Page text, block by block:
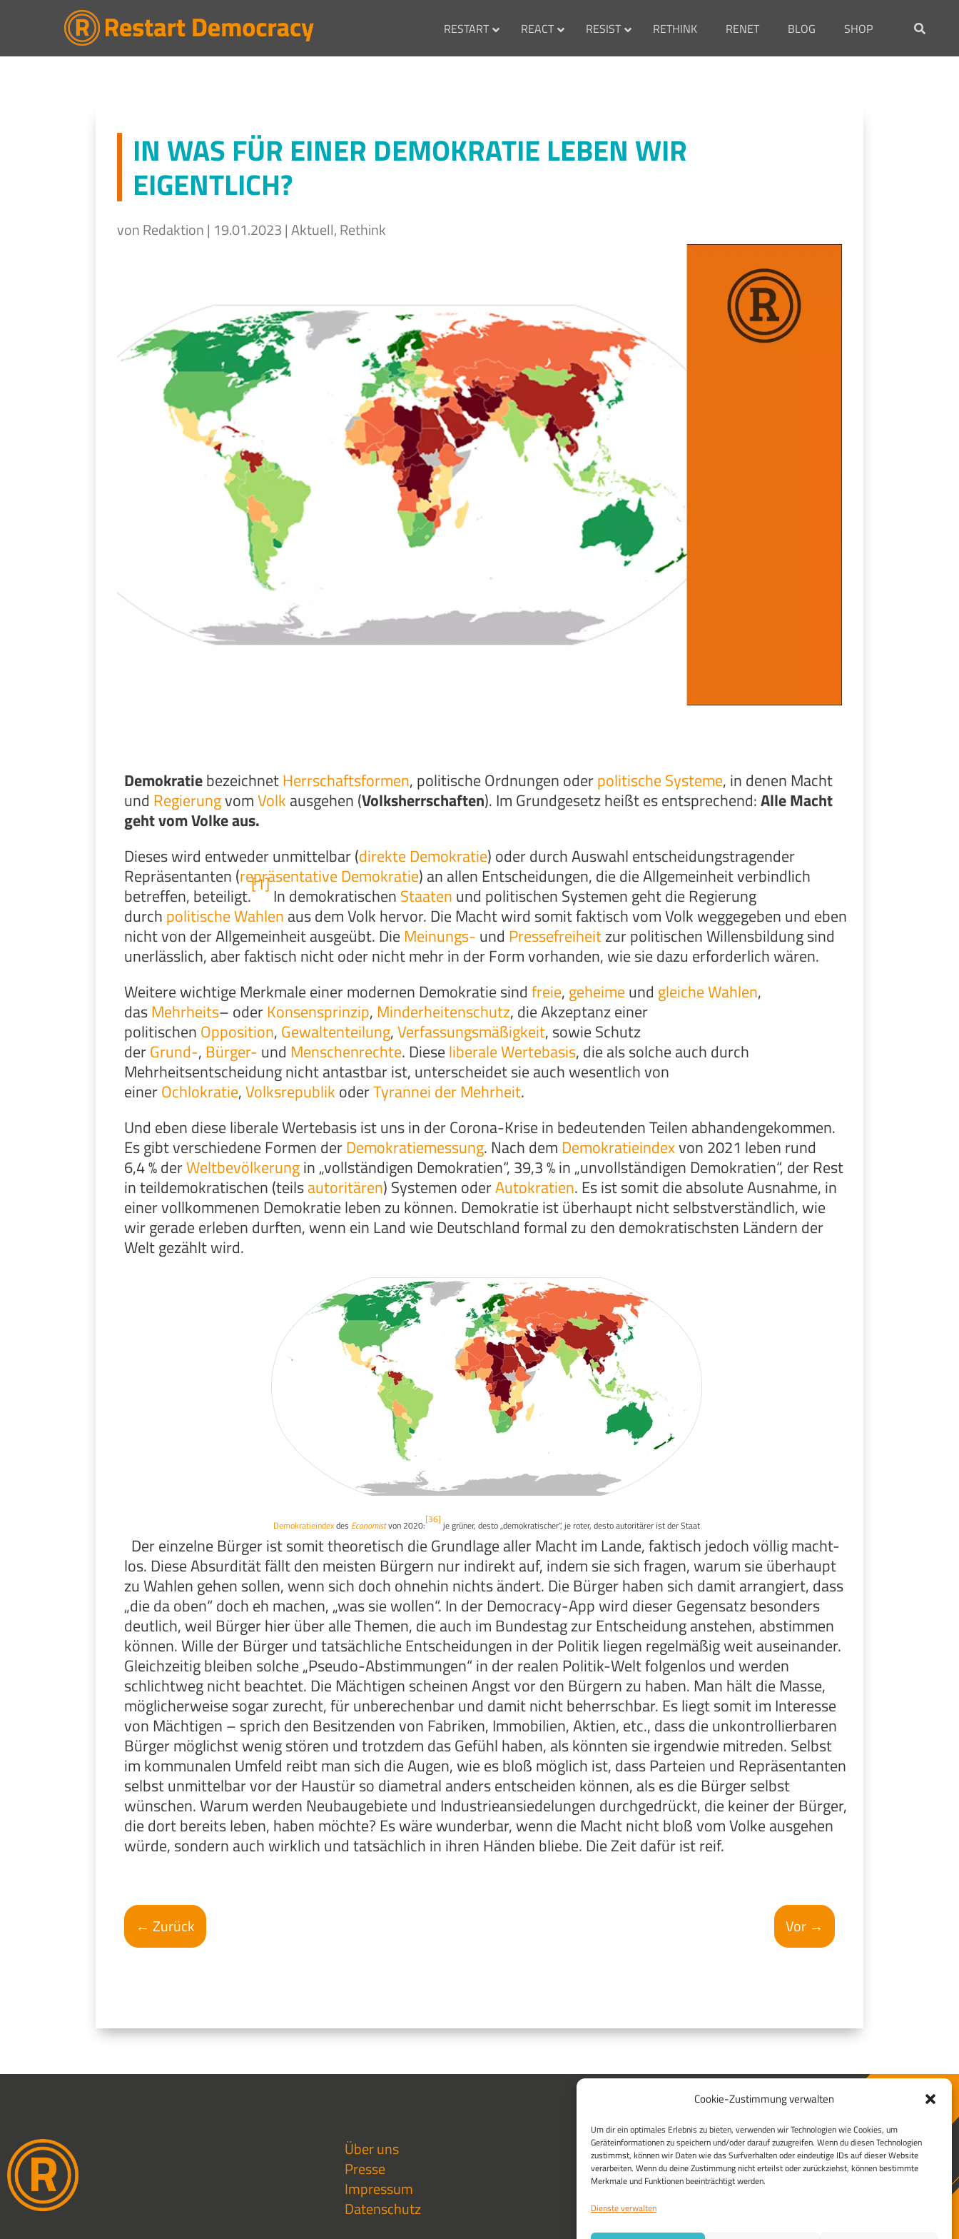
Cookie-Zustimmung verwalten
Um dir ein optimales Erlebnis zu bieten, verwenden wir Technologien wie Cookies, um
Geräteinformationen zu speichern und/oder darauf zuzugreifen. Wenn du diesen Technologien
zustimmst, können wir Daten wie das Surfverhalten oder eindeutige IDs auf dieser Website
verarbeiten. Wenn du deine Zustimmung nicht erteilst oder zurückziehst, können bestimmte
Merkmale und Funktionen beeinträchtigt werden.
Dienste verwalten
RESTART REACT RESIST RETHINK RENET BLOG SHOP
IN WAS FÜR EINER DEMOKRATIE LEBEN WIR
EIGENTLICH?
vonRedaktion| 19.01.2023|Aktuell,Rethink
DemokratiebezeichnetHerrschaftsformen, politische Ordnungen oderpolitische Systeme, in denen Macht
und RegierungvomVolk ausgehen (Volksherrschaften). Im Grundgesetz heißt es entsprechend:Alle Macht
geht vom Volke aus.
Dieses wird entweder unmittelbar (direkte Demokratie) oder durch Auswahl entscheidungstragender
Repräsentanten (repräsentative Demokratie) an allen Entscheidungen, die die Allgemeinheit verbindlich
betreffen, beteiligt.
[1]
In demokratischen Staaten und politischen Systemen geht die Regierung
durch politische Wahlen aus dem Volk hervor. Die Macht wird somit faktisch vom Volk weggegeben und eben
nicht von der Allgemeinheit ausgeübt. Die Meinungs- und Pressefreiheitzur politischen Willensbildung sind
unerlässlich, aber faktisch nicht oder nicht mehr in der Form vorhanden, wie sie dazu erforderlich wären.
Weitere wichtige Merkmale einer modernen Demokratie sindfreie, geheimeund gleicheWahlen,
dasMehrheits– oderKonsensprinzip, Minderheitenschutz, die Akzeptanz einer
politischen Opposition, Gewaltenteilung,Verfassungsmäßigkeit, sowie Schutz
derGrund-, Bürger- und Menschenrechte. Diese liberaleWertebasis, die als solche auch durch
Mehrheitsentscheidung nicht antastbar ist, unterscheidet sie auch wesentlich von
einerOchlokratie,Volksrepublik oderTyrannei der Mehrheit.
Und eben diese liberale Wertebasis ist uns in der Corona-Krise in bedeutenden Teilen abhandengekommen.
Es gibt verschiedene Formen derDemokratiemessung. Nach dem Demokratieindexvon 2021 leben rund
6,4 % derWeltbevölkerungin „vollständigen Demokratien“, 39,3 % in „unvollständigen Demokratien“, der Rest
in teildemokratischen (teilsautoritären) Systemen oderAutokratien. Es ist somit die absolute Ausnahme, in
einer vollkommenen Demokratie leben zu können. Demokratie ist überhaupt nicht selbstverständlich, wie
wir gerade erleben durften, wenn ein Land wie Deutschland formal zu den demokratischsten Ländern der
Welt gezählt wird.
Demokratieindexdes Economistvon 2020:
[36]
je grüner, desto „demokratischer“, je roter, desto autoritärer ist der Staat
Der einzelne Bürger ist somit theoretisch die Grundlage aller Macht im Lande, faktisch jedoch völlig macht-
los. Diese Absurdität fällt den meisten Bürgern nur indirekt auf, indem sie sich fragen, warum sie überhaupt
zu Wahlen gehen sollen, wenn sich doch ohnehin nichts ändert. Die Bürger haben sich damit arrangiert, dass
„die da oben“ doch eh machen, „was sie wollen“. In der Democracy-App wird dieser Gegensatz besonders
deutlich, weil Bürger hier über alle Themen, die auch im Bundestag zur Entscheidung anstehen, abstimmen
können. Wille der Bürger und tatsächliche Entscheidungen in der Politik liegen regelmäßig weit auseinander.
Gleichzeitig bleiben solche „Pseudo-Abstimmungen“ in der realen Politik-Welt folgenlos und werden
schlichtweg nicht beachtet. Die Mächtigen scheinen Angst vor den Bürgern zu haben. Man hält die Masse,
möglicherweise sogar zurecht, für unberechenbar und damit nicht beherrschbar. Es liegt somit im Interesse
von Mächtigen – sprich den Besitzenden von Fabriken, Immobilien, Aktien, etc., dass die unkontrollierbaren
Bürger möglichst wenig stören und trotzdem das Gefühl haben, als könnten sie irgendwie mitreden. Selbst
im kommunalen Umfeld reibt man sich die Augen, wie es bloß möglich ist, dass Parteien und Repräsentanten
selbst unmittelbar vor der Haustür so diametral anders entscheiden können, als es die Bürger selbst
wünschen. Warum werden Neubaugebiete und Industrieansiedelungen durchgedrückt, die keiner der Bürger,
die dort bereits leben, haben möchte? Es wäre wunderbar, wenn die Macht nicht bloß vom Volke ausgehen
würde, sondern auch wirklich und tatsächlich in ihren Händen bliebe. Die Zeit dafür ist reif.
←Zurück Vor→
Über uns
Presse
Impressum
Datenschutz
Rudulin Stichting
Pietersbergweg 291
1105BM Amsterdam
Nederland